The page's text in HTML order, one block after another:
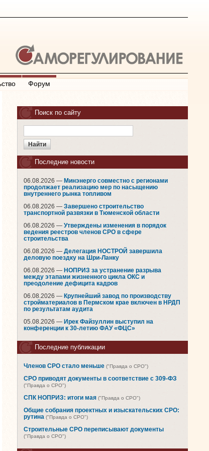
Форум
Поиск по сайту
Последние новости
06.08.2026 — Минэнерго совместно с регионами
продолжает реализацию мер по насыщению
внутреннего рынка топливом
06.08.2026 — Завершено строительство
транспортной развязки в Тюменской области
06.08.2026 — Утверждены изменения в порядок
ведения реестров членов СРО в сфере
строительства
06.08.2026 — Делегация НОСТРОЙ завершила
деловую поездку на Шри-Ланку
06.08.2026 — НОПРИЗ за устранение разрыва
между этапами жизненного цикла ОКС и
преодоление дефицита кадров
06.08.2026 — Крупнейший завод по производству
стройматериалов в Пермском крае включен в НРДП
по результатам аудита
05.08.2026 — Ирек Файзуллин выступил на
конференции к 30-летию ФАУ «ФЦС»
Последние публикации
Членов СРО стало меньше ("Правда о СРО")
СРО приводят документы в соответствие с 309-ФЗ
("Правда о СРО")
СПК НОПРИЗ: итоги мая ("Правда о СРО")
Общие собрания проектных и изыскательских СРО:
рутина ("Правда о СРО")
Строительные СРО переписывают документы
("Правда о СРО")